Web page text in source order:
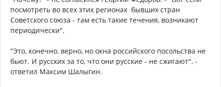
посмотреть во всех этих регионах ­ бывших стран
Советского союза - там есть такие течения, возникают
периодически".
"Это, конечно, верно, но окна российского посольства не
бьют. И русских за то, что они русские - не сжигают", -
ответил Максим Шалыгин.